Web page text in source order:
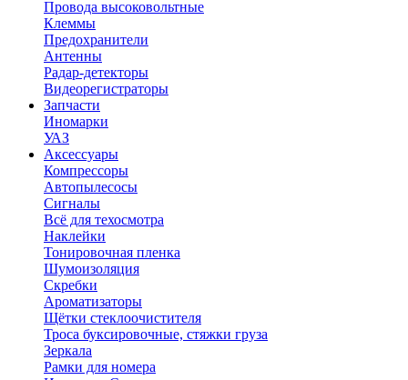
Провода высоковольтные
Клеммы
Предохранители
Антенны
Радар-детекторы
Видеорегистраторы
Запчасти
Иномарки
УАЗ
Аксесcуары
Компрессоры
Автопылесосы
Сигналы
Всё для техосмотра
Наклейки
Тонировочная пленка
Шумоизоляция
Скребки
Ароматизаторы
Щётки стеклоочистителя
Троса буксировочные, стяжки груза
Зеркала
Рамки для номера